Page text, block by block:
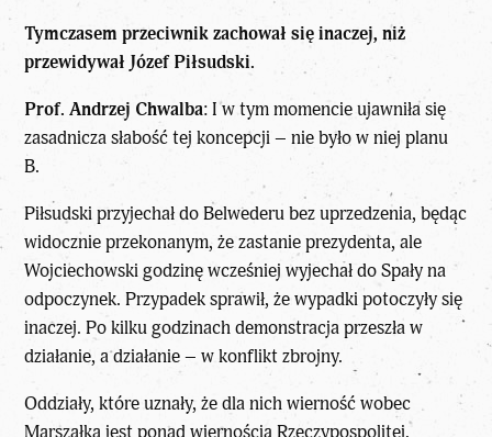
Tymczasem przeciwnik zachował się inaczej, niż
przewidywał Józef Piłsudski.
Prof. Andrzej Chwalba: I w tym momencie ujawniła się
zasadnicza słabość tej koncepcji – nie było w niej planu
B.
Piłsudski przyjechał do Belwederu bez uprzedzenia, będąc
widocznie przekonanym, że zastanie prezydenta, ale
Wojciechowski godzinę wcześniej wyjechał do Spały na
odpoczynek. Przypadek sprawił, że wypadki potoczyły się
inaczej. Po kilku godzinach demonstracja przeszła w
działanie, a działanie – w konflikt zbrojny.
Oddziały, które uznały, że dla nich wierność wobec
Marszałka jest ponad wiernością Rzeczypospolitej,